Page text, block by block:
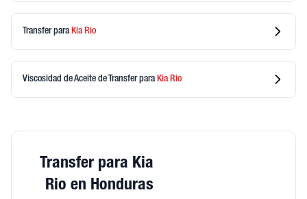
Transferpara KiaRio
Viscosidad de Aceite de Transferpara KiaRio
Transfer para Kia
Rio en Honduras